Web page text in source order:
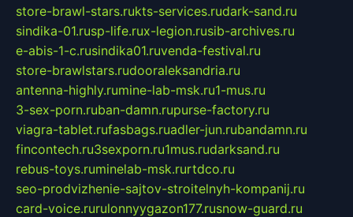
store-brawl-stars.rukts-services.rudark-sand.ru
sindika-01.rusp-life.rux-legion.rusib-archives.ru
e-abis-1-c.rusindika01.ruvenda-festival.ru
store-brawlstars.rudooraleksandria.ru
antenna-highly.rumine-lab-msk.ru1-mus.ru
3-sex-porn.ruban-damn.rupurse-factory.ru
viagra-tablet.rufasbags.ruadler-jun.rubandamn.ru
fincontech.ru3sexporn.ru1mus.rudarksand.ru
rebus-toys.ruminelab-msk.rurtdco.ru
seo-prodvizhenie-sajtov-stroitelnyh-kompanij.ru
card-voice.rurulonnyygazon177.rusnow-guard.ru